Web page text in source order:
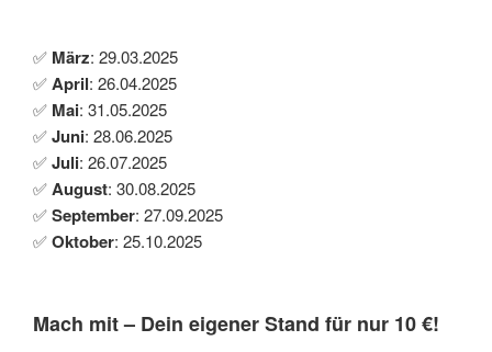
✅ März: 29.03.2025
✅April: 26.04.2025
✅ Mai: 31.05.2025
✅Juni: 28.06.2025
✅Juli: 26.07.2025
✅August: 30.08.2025
✅September: 27.09.2025
✅Oktober: 25.10.2025
Mach mit – Dein eigener Stand für nur 10 €!